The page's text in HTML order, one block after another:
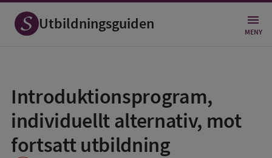
Utbildningsguiden MENY
Introduktionsprogram,
individuellt alternativ, mot
fortsatt utbildning
som
favorit